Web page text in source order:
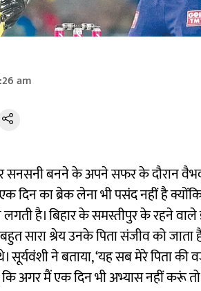
am
सनसनी बनने के अपने सफर के दौरान
दिन का ब्रेक लेना भी पसंद नहीं है
लगती है। बिहार के समस्तीपुर के रहने
सारा श्रेय उनके पिता संजीव को जाता
सूर्यवंशी ने बताया, ‘यह सब मेरे पिता
कि अगर मैं एक दिन भी अभ्यास नहीं करूं